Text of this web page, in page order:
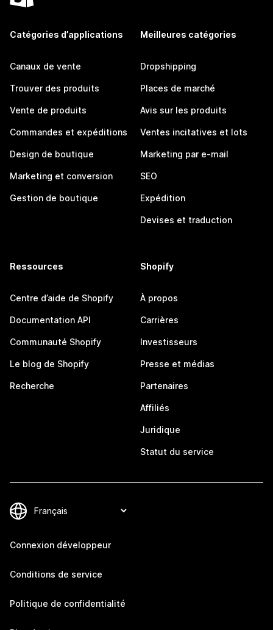
Catégories d’applications
Canaux de vente
Trouver des produits
Vente de produits
Commandes et expéditions
Design de boutique
Marketing et conversion
Gestion de boutique
Meilleures catégories
Dropshipping
Places de marché
Avis sur les produits
Ventes incitatives et lots
Marketing par e-mail
SEO
Expédition
Devises et traduction
Ressources
Centre d’aide de Shopify
Documentation API
Communauté Shopify
Le blog de Shopify
Recherche
Shopify
À propos
Carrières
Investisseurs
Presse et médias
Partenaires
Affiliés
Juridique
Statut du service
Connexion développeur
Conditions de service
Politique de confidentialité